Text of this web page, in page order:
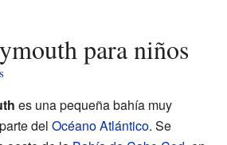
para niños
es una pequeña bahía muy
del Océano Atlántico. Se